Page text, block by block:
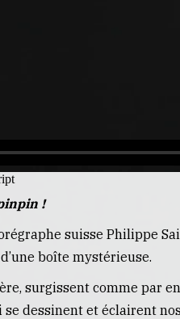
!
suisse Philippe
boîte mystérieuse.
surgissent comme par
dessinent et éclairent